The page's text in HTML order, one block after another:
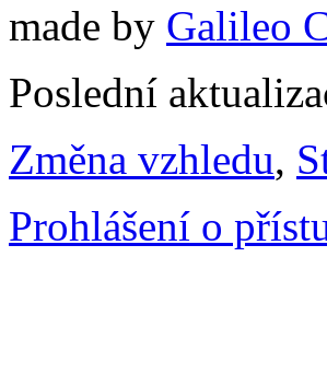
made by Galileo
Poslední
Změna vzhledu,
Prohlášení o